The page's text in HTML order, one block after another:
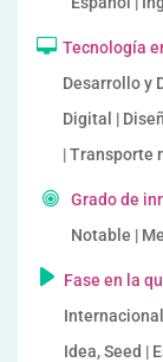
Tecnología
Desarrollo y
Digital |
| Transporte
Grado de
Notable |
Fase en la
Idea, Seed |